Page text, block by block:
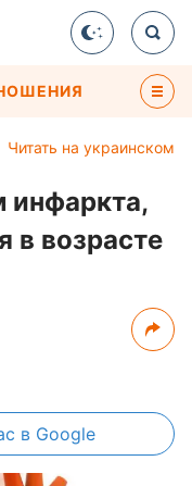
Читать на украинском
инфаркта,
в возрасте
в Google